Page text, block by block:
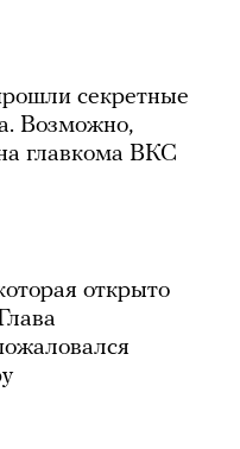
секретные
Возможно,
главкома ВКС
открыто